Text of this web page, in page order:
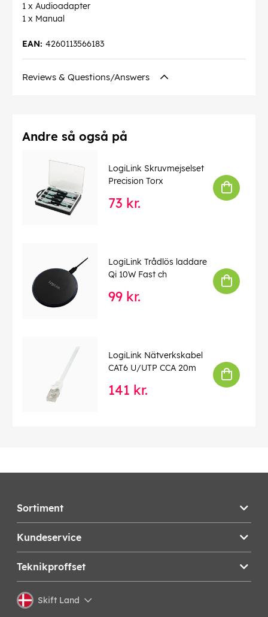
1 x Audioadapter
1 x Manual
4260113566183
EAN:
Reviews & Questions/Answers
Andre så også på
LogiLink Skruvmejselset
Precision Torx
73 kr.
LogiLink Trådlös laddare
Qi 10W Fast ch
99 kr.
LogiLink Nätverkskabel
CAT6 U/UTP CCA 20m
141 kr.
Sortiment
Kundeservice
Teknikproffset
Skift Land